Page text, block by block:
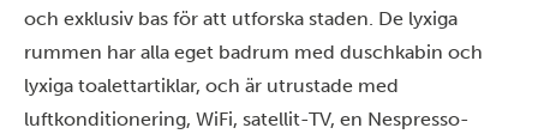
och exklusiv bas för att utforska staden. De lyxiga
rummen har alla eget badrum med duschkabin och
lyxiga toalettartiklar, och är utrustade med
luftkonditionering, WiFi, satellit-TV, en Nespresso-